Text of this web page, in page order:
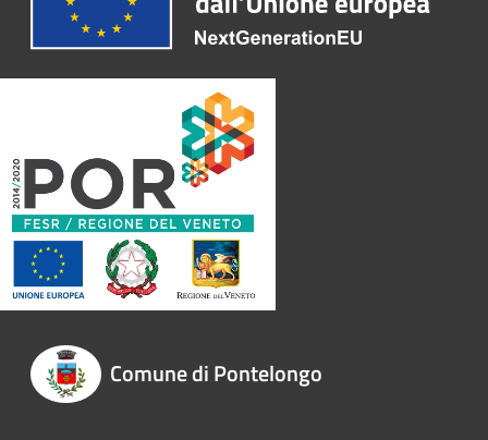
Comune di Pontelongo